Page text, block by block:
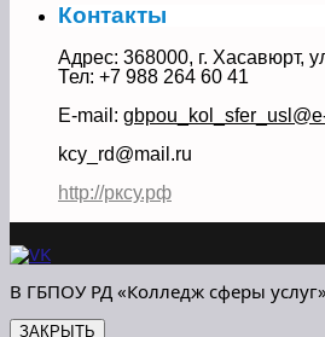
Контакты
Адрес: 368000, г. Хасавюрт,
Тел: +7 988 264 60 41
E-mail:
kcy_rd@mail.ru
http://рксу.рф
В ГБПОУ РД «Колледж сферы
ЗАКРЫТЬ